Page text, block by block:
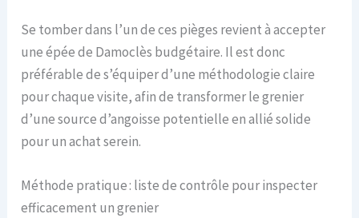
Se tomber dans l’un de ces pièges revient à accepter
une épée de Damoclès budgétaire. Il est donc
préférable de s’équiper d’une méthodologie claire
pour chaque visite, afin de transformer le grenier
d’une source d’angoisse potentielle en allié solide
pour un achat serein.
Méthode pratique : liste de contrôle pour inspecter
efficacement un grenier